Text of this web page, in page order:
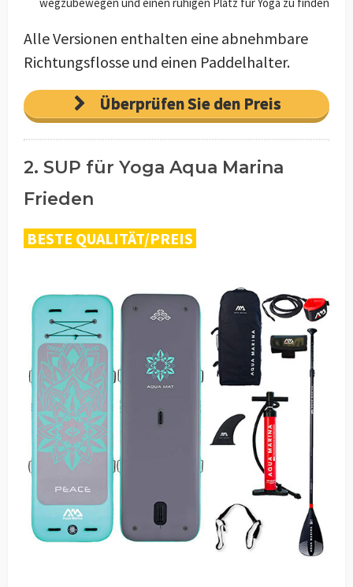
Alle Versionen enthalten eine abnehmbare
Richtungsflosse und einen Paddelhalter.
Überprüfen Sie den Preis
2. SUP für Yoga Aqua Marina
Frieden
BESTE QUALITÄT/PREIS